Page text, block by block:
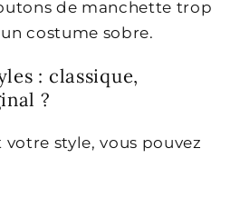
de manchette trop
costume sobre.
: classique,
?
votre style, vous pouvez